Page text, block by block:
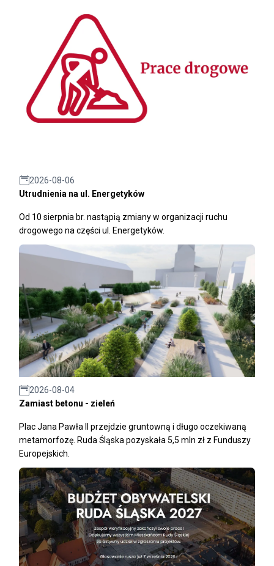
2026-08-06
Utrudnienia na ul. Energetyków
Od 10 sierpnia br. nastąpią zmiany w organizacji ruchu
drogowego na części ul. Energetyków.
2026-08-04
Zamiast betonu - zieleń
Plac Jana Pawła II przejdzie gruntowną i długo oczekiwaną
metamorfozę. Ruda Śląska pozyskała 5,5 mln zł z Funduszy
Europejskich.